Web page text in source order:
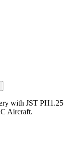
with JST PH1.25
Aircraft.